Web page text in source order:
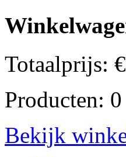
Totaalprijs: €
Producten: 0
Bekijk